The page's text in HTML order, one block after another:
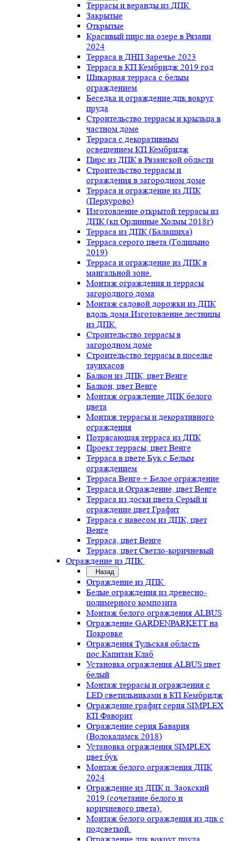
Террасы и веранды из ДПК
Закрытые
Открытые
Красивый пирс на озере в Рязани
2024
Терраса в ДНП Заречье 2023
Терраса в КП Кембридж 2019 год
Шикарная терраса с белым
ограждением
Беседка и ограждение дпк вокруг
пруда
Строительство террасы и крыльца в
частном доме
Терраса с декоративным
освещением КП Кембридж
Пирс из ДПК в Рязанской области
Строительство террасы и
ограждения в загородном доме
Терраса и ограждение из ДПК
(Перхурово)
Изготовление открытой террасы из
ДПК (кп Орлинные Холмы 2018г)
Терраса из ДПК (Балашиха)
Терраса серого цвета (Голицыно
2019)
Терраса и ограждение из ДПК в
мангальной зоне.
Монтаж ограждения и террасы
загородного дома
Монтаж садовой дорожки из ДПК
вдоль дома.Изготовление лестницы
из ДПК.
Строительство террасы в
загородном доме
Строительство террасы в поселке
таунхасов
Балкон из ДПК, цвет Венге
Балкон, цвет Венге
Монтаж ограждение ДПК белого
цвета
Монтаж террасы и декоративного
ограждения
Потрясающая терраса из ДПК
Проект террасы, цвет Венге
Терраса в цвете Бук с Белым
ограждением
Терраса Венге + Белое ограждение
Терраса и Ограждение, цвет Венге
Терраса из доски цвета Серый и
ограждение цвет Графит
Терраса с навесом из ДПК, цвет
Венге
Терраса, цвет Венге
Терраса, цвет Светло-коричневый
Ограждение из ДПК
Назад
Ограждение из ДПК
Белые ограждения из древесно-
полимерного композита
Монтаж белого ограждения ALBUS
Ограждение GARDENPARKETT на
Покровке
Ограждения Тульская область
пос.Капитан Клаб
Установка ограждения ALBUS цвет
белый
Монтаж террасы и ограждения с
LED светильниками в КП Кембридж
Ограждение графит серия SIMPLEX
КП Фаворит
Ограждение серия Бавария
(Волокаламск 2018)
Установка ограждения SIMPLEX
цвет бук
Монтаж белого ограждения ДПК
2024
Ограждение из ДПК п. Заокский
2019 (сочетание белого и
коричневого цвета).
Монтаж белого ограждения из дпк с
подсветкой.